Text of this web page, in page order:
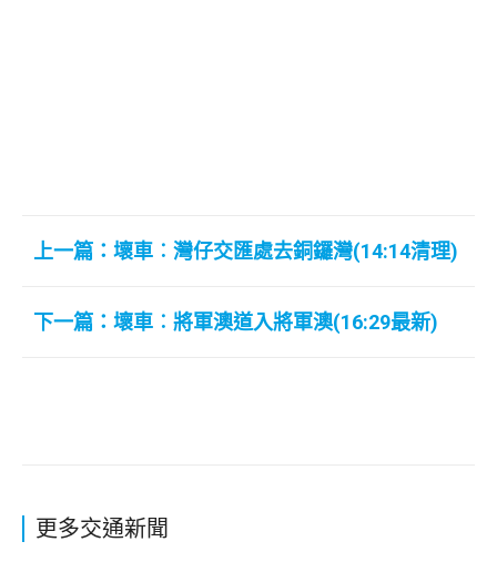
上一篇：壞車︰灣仔交匯處去銅鑼灣(14:14清理)
下一篇：壞車︰將軍澳道入將軍澳(16:29最新)
更多交通新聞